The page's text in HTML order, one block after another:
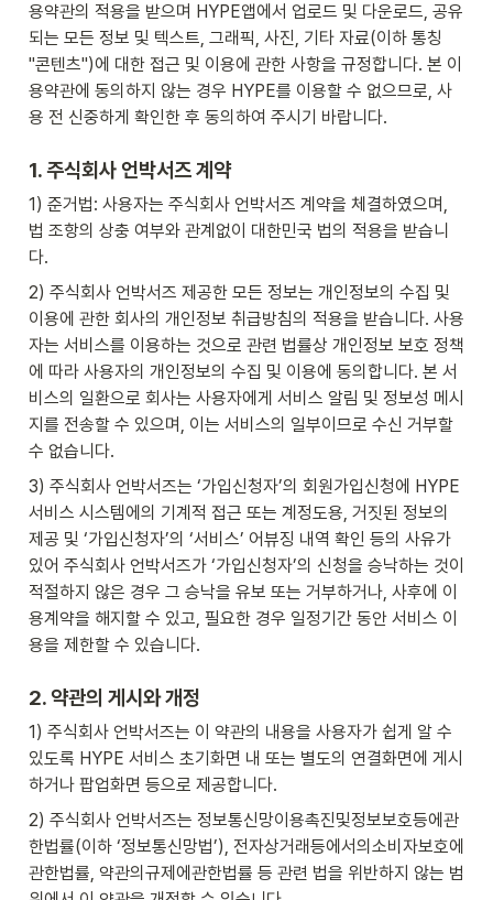
용약관의 적용을 받으며 HYPE앱에서 업로드 및 다운로드, 공유
되는 모든 정보 및 텍스트, 그래픽, 사진, 기타 자료(이하 통칭
"콘텐츠")에 대한 접근 및 이용에 관한 사항을 규정합니다. 본 이
용약관에 동의하지 않는 경우 HYPE를 이용할 수 없으므로, 사
용 전 신중하게 확인한 후 동의하여 주시기 바랍니다.
1. 주식회사 언박서즈 계약
1) 준거법: 사용자는 주식회사 언박서즈 계약을 체결하였으며,
법 조항의 상충 여부와 관계없이 대한민국 법의 적용을 받습니
다.
2) 주식회사 언박서즈 제공한 모든 정보는 개인정보의 수집 및
이용에 관한 회사의 개인정보 취급방침의 적용을 받습니다. 사용
자는 서비스를 이용하는 것으로 관련 법률상 개인정보 보호 정책
에 따라 사용자의 개인정보의 수집 및 이용에 동의합니다. 본 서
비스의 일환으로 회사는 사용자에게 서비스 알림 및 정보성 메시
지를 전송할 수 있으며, 이는 서비스의 일부이므로 수신 거부할
수 없습니다.
3) 주식회사 언박서즈는 ‘가입신청자’의 회원가입신청에 HYPE
서비스 시스템에의 기계적 접근 또는 계정도용, 거짓된 정보의
제공 및 ‘가입신청자’의 ‘서비스’ 어뷰징 내역 확인 등의 사유가
있어 주식회사 언박서즈가 ‘가입신청자’의 신청을 승낙하는 것이
적절하지 않은 경우 그 승낙을 유보 또는 거부하거나, 사후에 이
용계약을 해지할 수 있고, 필요한 경우 일정기간 동안 서비스 이
용을 제한할 수 있습니다.
2. 약관의 게시와 개정
1) 주식회사 언박서즈는 이 약관의 내용을 사용자가 쉽게 알 수
있도록 HYPE 서비스 초기화면 내 또는 별도의 연결화면에 게시
하거나 팝업화면 등으로 제공합니다.
2) 주식회사 언박서즈는 정보통신망이용촉진및정보보호등에관
한법률(이하 ‘정보통신망법’), 전자상거래등에서의소비자보호에
관한법률, 약관의규제에관한법률 등 관련 법을 위반하지 않는 범